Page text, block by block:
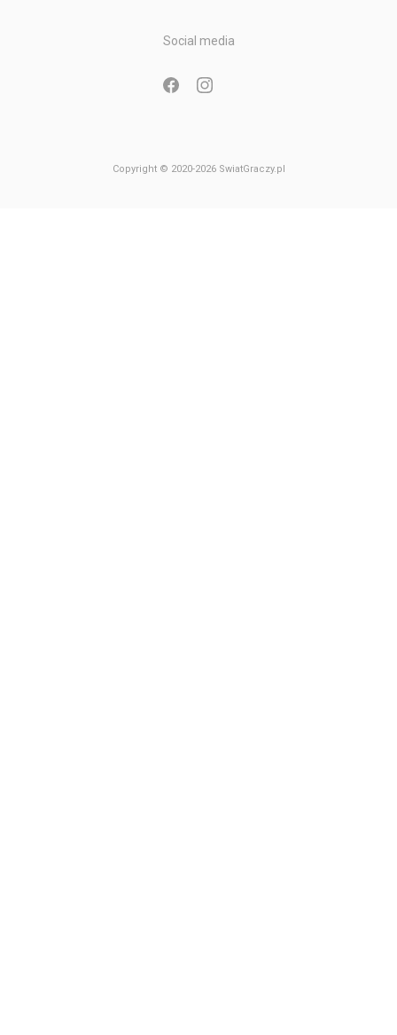
Social media
Copyright © 2020-2026 SwiatGraczy.pl